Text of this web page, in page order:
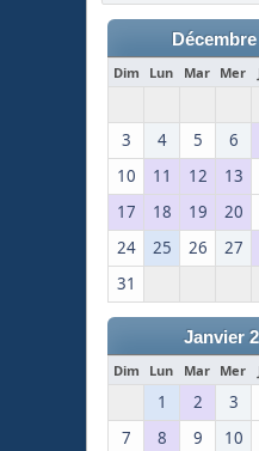
Décembre
Dim Lun Mar Mer
3
4 5 6
10
11 12 13
17
18 19 20
24
25 26 27
31
Janvier
Dim Lun Mar Mer
1 2 3
7
8 9 10